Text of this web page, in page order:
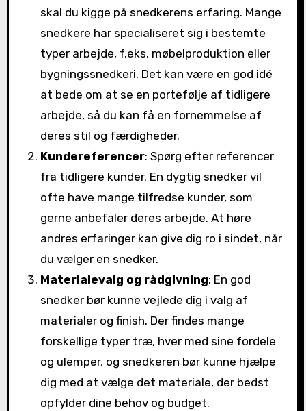
skal du kigge på snedkerens erfaring. Mange
snedkere har specialiseret sig i bestemte
typer arbejde, f.eks. møbelproduktion eller
bygningssnedkeri. Det kan være en god idé
at bede om at se en portefølje af tidligere
arbejde, så du kan få en fornemmelse af
deres stil og færdigheder.
Kundereferencer: Spørg efter referencer
fra tidligere kunder. En dygtig snedker vil
ofte have mange tilfredse kunder, som
gerne anbefaler deres arbejde. At høre
andres erfaringer kan give dig ro i sindet, når
du vælger en snedker.
Materialevalg og rådgivning: En god
snedker bør kunne vejlede dig i valg af
materialer og finish. Der findes mange
forskellige typer træ, hver med sine fordele
og ulemper, og snedkeren bør kunne hjælpe
dig med at vælge det materiale, der bedst
opfylder dine behov og budget.